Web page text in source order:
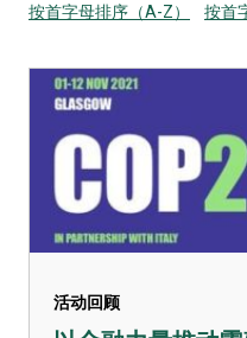
按首字母排序（A-Z）
按首
活动回顾